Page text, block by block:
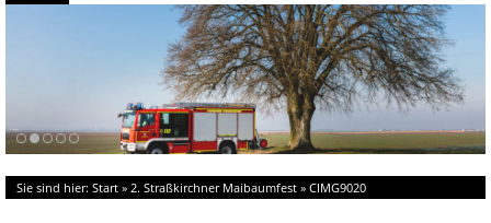
Zum
Inhalt
springen
Sie sind hier: Start » 2. Straßkirchner Maibaumfest » CIMG9020